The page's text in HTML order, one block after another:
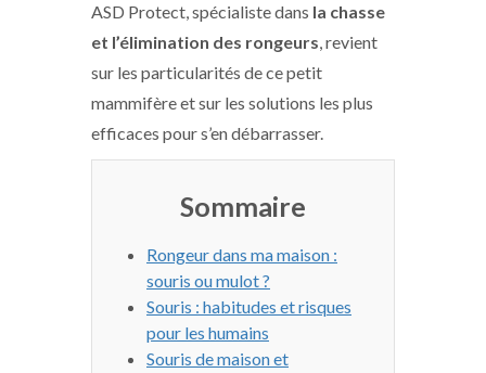
ASD Protect, spécialiste dans la chasse
et l’élimination des rongeurs, revient
sur les particularités de ce petit
mammifère et sur les solutions les plus
efficaces pour s’en débarrasser.
Sommaire
Rongeur dans ma maison :
souris ou mulot ?
Souris : habitudes et risques
pour les humains
Souris de maison et